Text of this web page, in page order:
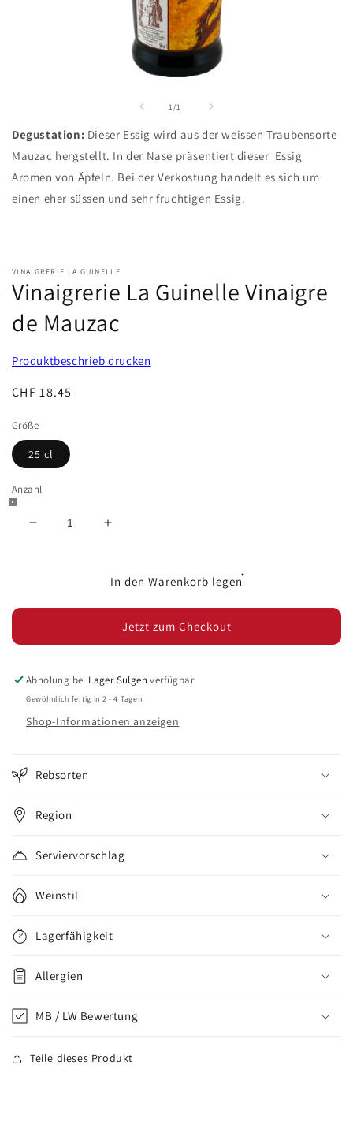
öffnen
1 /
von1
Degustation: Dieser Essig wird aus der weissen Traubensorte
Mauzac hergstellt. In der Nase präsentiert dieser Essig
Aromen von Äpfeln. Bei der Verkostung handelt es sich um
einen eher süssen und sehr fruchtigen Essig.
VINAIGRERIE LA GUINELLE
Vinaigrerie La Guinelle Vinaigre
de Mauzac
Produktbeschrieb drucken
Normaler
CHF 18.45
Größe
25 cl
Anzahl
Verringere
La
Vinaigre
Mauzac
Erhöhe
für
La
Guinelle
Vinaigre
Mauzac
In den Warenkorb legen
Jetzt zum Checkout
Abholung bei Lager Sulgen verfügbar
Gewöhnlich fertig in 2 - 4 Tagen
Shop-Informationen anzeigen
Rebsorten
Region
Serviervorschlag
Weinstil
Lagerfähigkeit
Allergien
MB / LW Bewertung
Teile dieses Produkt